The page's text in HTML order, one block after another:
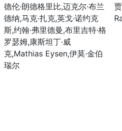
德伦·朗德格里比,迈克尔·布兰
德纳,马克·扎克,英戈·诺约克
斯,约翰·弗里德曼,布里吉特·格
罗瑟姆,康斯坦丁·威
克,Mathias Eysen,伊莫·金伯
瑞尔